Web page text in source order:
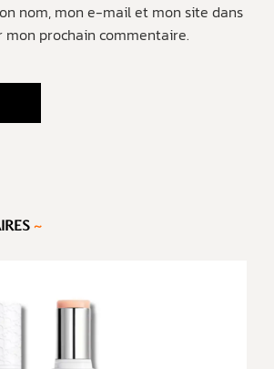
nom, mon e-mail et mon site dans
mon prochain commentaire.
~